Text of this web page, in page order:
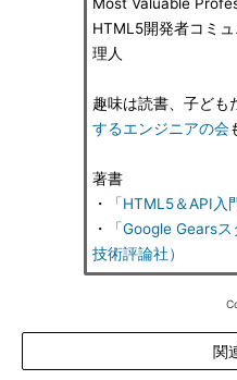
HTML5開発者コミ
理人
趣味は読書、子ども
するエンジニアの会
著書
・
「HTML5＆API入
・
「Google Gears
技術評論社）
関